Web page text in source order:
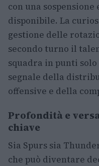
con una
disponibile. La
gestione delle
secondo turno il
squadra in punti
segnale della
offensive e della
Profondità e
chiave
Sia Spurs sia
che può diventare